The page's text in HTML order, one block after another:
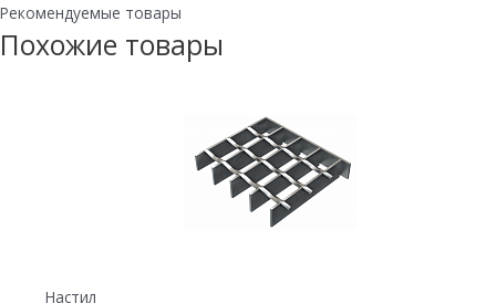
Рекомендуемые товары
Похожие товары
Настил